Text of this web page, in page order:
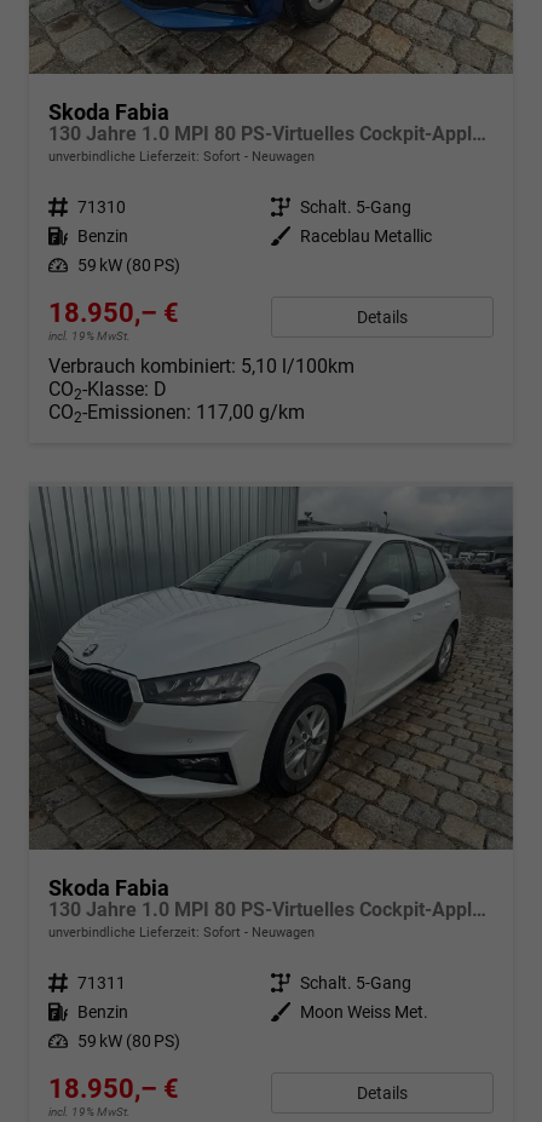
Skoda Fabia
130 Jahre 1.0 MPI 80 PS-Virtuelles Cockpit-AppleCarplay-Android-Auto-LED-Klima-Tempomat-Rückfahrkamera-DAB-SHZ-15" Alu-sofort
unverbindliche Lieferzeit: Sofort Neuwagen
Fahrzeugnr. 71310 Getriebe Schalt. 5-Gang
Kraftstoff Benzin Außenfarbe
Raceblau Metallic
Leistung 59 kW (80 PS)
18.950,– €
incl. 19% MwSt.
Details
Verbrauch kombiniert: 5,10 l/100km
CO2-Klasse: D
CO2-Emissionen: 117,00 g/km
Skoda Fabia
130 Jahre 1.0 MPI 80 PS-Virtuelles Cockpit-AppleCarplay-Android-Auto-LED-Klima-Tempomat-Rückfahrkamera-DAB-SHZ-15" Alu-sofort
unverbindliche Lieferzeit: Sofort Neuwagen
Fahrzeugnr. 71311 Getriebe Schalt. 5-Gang
Kraftstoff Benzin Außenfarbe
Moon Weiss Met.
Leistung 59 kW (80 PS)
18.950,– €
incl. 19% MwSt.
Details